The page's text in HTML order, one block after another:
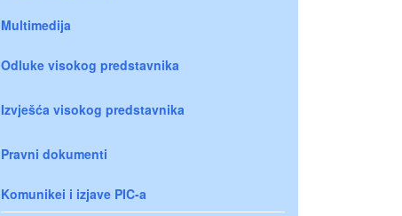
Multimedija
Odluke visokog predstavnika
Izvješća visokog predstavnika
Pravni dokumenti
Komunikei i izjave PIC-a